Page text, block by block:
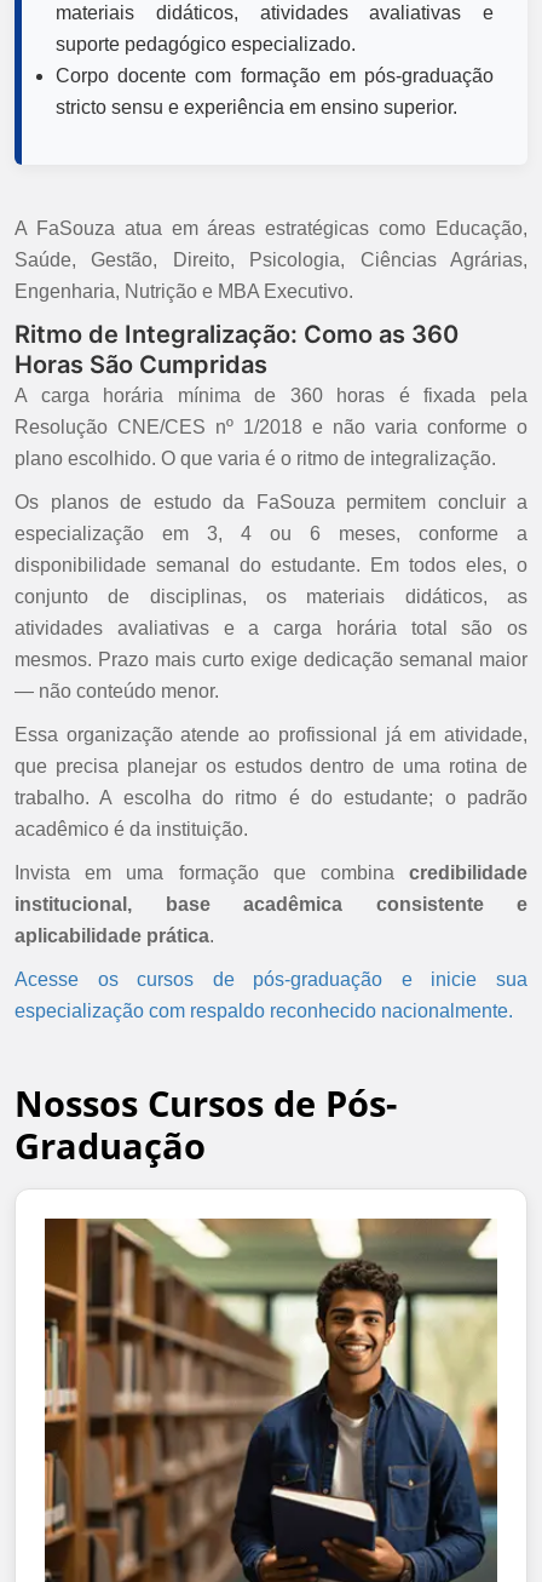
materiais didáticos, atividades avaliativas e
suporte pedagógico especializado.
Corpo docente com formação em pós-graduação
stricto sensu e experiência em ensino superior.
A FaSouza atua em áreas estratégicas como Educação,
Saúde, Gestão, Direito, Psicologia, Ciências Agrárias,
Engenharia, Nutrição e MBA Executivo.
Ritmo de Integralização: Como as 360
Horas São Cumpridas
A carga horária mínima de 360 horas é fixada pela
Resolução CNE/CES nº 1/2018 e não varia conforme o
plano escolhido. O que varia é o ritmo de integralização.
Os planos de estudo da FaSouza permitem concluir a
especialização em 3, 4 ou 6 meses, conforme a
disponibilidade semanal do estudante. Em todos eles, o
conjunto de disciplinas, os materiais didáticos, as
atividades avaliativas e a carga horária total são os
mesmos. Prazo mais curto exige dedicação semanal maior
— não conteúdo menor.
Essa organização atende ao profissional já em atividade,
que precisa planejar os estudos dentro de uma rotina de
trabalho. A escolha do ritmo é do estudante; o padrão
acadêmico é da instituição.
Invista em uma formação que combina credibilidade
institucional, base acadêmica consistente e
aplicabilidade prática.
Acesse os cursos de pós-graduação e inicie sua
especialização com respaldo reconhecido nacionalmente.
Nossos Cursos de Pós-
Graduação